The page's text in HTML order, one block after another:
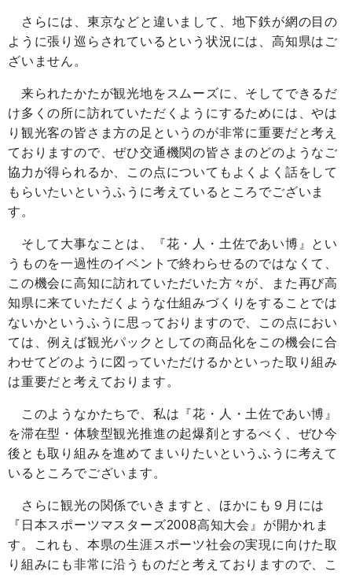
さらには、東京などと違いまして、地下鉄が網の目の
ように張り巡らされているという状況には、高知県はご
ざいません。
来られたかたが観光地をスムーズに、そしてできるだ
け多くの所に訪れていただくようにするためには、やは
り観光客の皆さま方の足というのが非常に重要だと考え
ておりますので、ぜひ交通機関の皆さまのどのようなご
協力が得られるか、この点についてもよくよく話をして
もらいたいというふうに考えているところでございま
す。
そして大事なことは、『花・人・土佐であい博』とい
うものを一過性のイベントで終わらせるのではなくて、
この機会に高知に訪れていただいた方々が、また再び高
知県に来ていただくような仕組みづくりをすることでは
ないかというふうに思っておりますので、この点におい
ては、例えば観光パックとしての商品化をこの機会に合
わせてどのように図っていただけるかといった取り組み
は重要だと考えております。
このようなかたちで、私は『花・人・土佐であい博』
を滞在型・体験型観光推進の起爆剤とするべく、ぜひ今
後とも取り組みを進めてまいりたいというふうに考えて
いるところでございます。
さらに観光の関係でいきますと、ほかにも９月には
『日本スポーツマスターズ2008高知大会』が開かれま
す。これも、本県の生涯スポーツ社会の実現に向けた取
り組みにも非常に沿うものだと考えておりますので、こ